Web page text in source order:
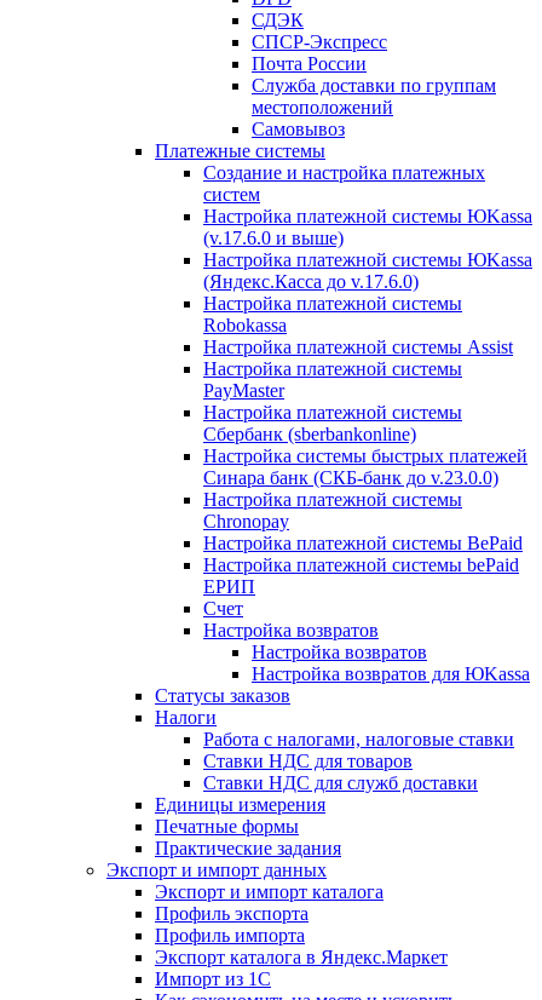
СДЭК
СПСР-Экспресс
Почта России
Служба доставки по группам
местоположений
Самовывоз
Платежные системы
Создание и настройка платежных
систем
Настройка платежной системы ЮKassa
(v.17.6.0 и выше)
Настройка платежной системы ЮKassa
(Яндекс.Касса до v.17.6.0)
Настройка платежной системы
Robokassa
Настройка платежной системы Assist
Настройка платежной системы
PayMaster
Настройка платежной системы
Сбербанк (sberbankonline)
Настройка системы быстрых платежей
Синара банк (СКБ-банк до v.23.0.0)
Настройка платежной системы
Chronopay
Настройка платежной системы BePaid
Настройка платежной системы bePaid
ЕРИП
Счет
Настройка возвратов
Настройка возвратов
Настройка возвратов для ЮKassa
Статусы заказов
Налоги
Работа с налогами, налоговые ставки
Ставки НДС для товаров
Ставки НДС для служб доставки
Единицы измерения
Печатные формы
Практические задания
Экспорт и импорт данных
Экспорт и импорт каталога
Профиль экспорта
Профиль импорта
Экспорт каталога в Яндекс.Маркет
Импорт из 1С